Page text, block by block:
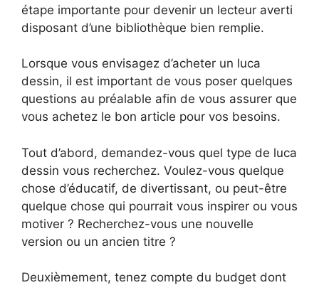
étape importante pour devenir un lecteur averti
disposant d’une bibliothèque bien remplie.
Lorsque vous envisagez d’acheter un luca
dessin, il est important de vous poser quelques
questions au préalable afin de vous assurer que
vous achetez le bon article pour vos besoins.
Tout d’abord, demandez-vous quel type de luca
dessin vous recherchez. Voulez-vous quelque
chose d’éducatif, de divertissant, ou peut-être
quelque chose qui pourrait vous inspirer ou vous
motiver ? Recherchez-vous une nouvelle
version ou un ancien titre ?
Deuxièmement, tenez compte du budget dont